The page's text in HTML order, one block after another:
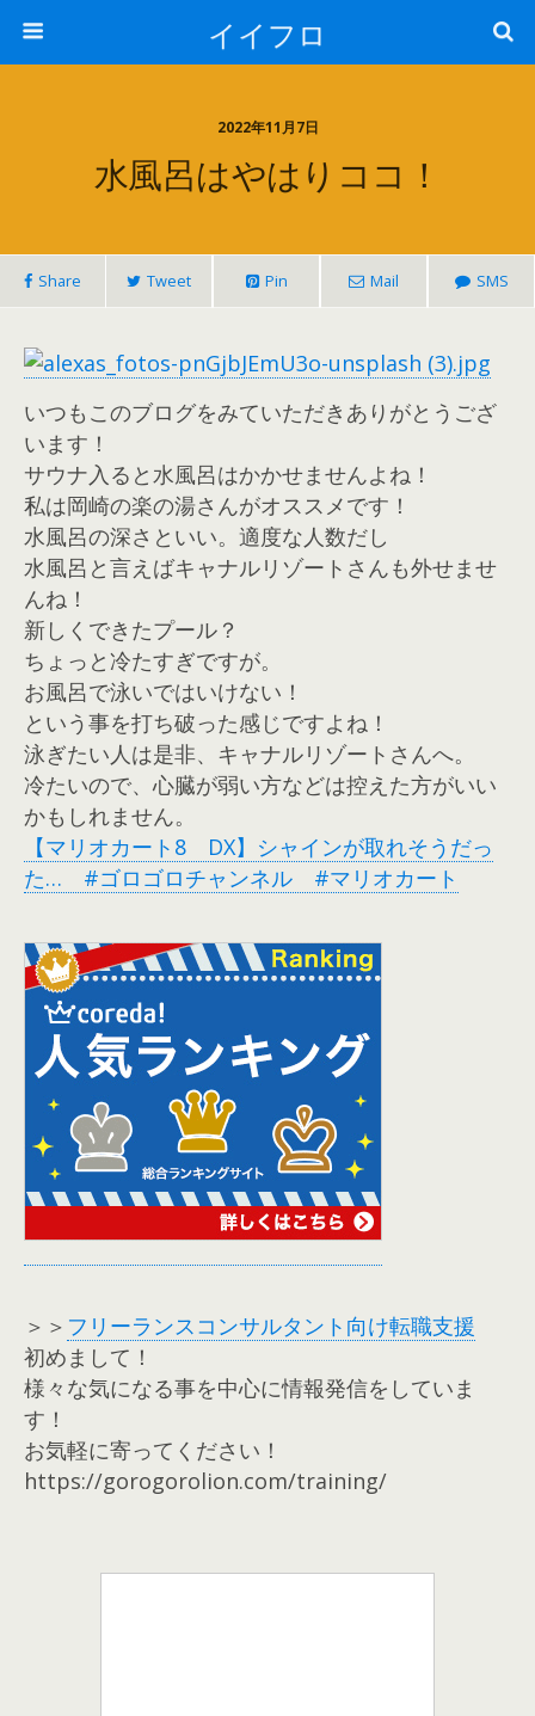
イイフロ
2022年11月7日
水風呂はやはりココ！
Share Tweet Pin Mail SMS
いつもこのブログをみていただきありがとうござ
います！
サウナ入ると水風呂はかかせませんよね！
私は岡崎の楽の湯さんがオススメです！
水風呂の深さといい。適度な人数だし
水風呂と言えばキャナルリゾートさんも外せませ
んね！
新しくできたプール？
ちょっと冷たすぎですが。
お風呂で泳いではいけない！
という事を打ち破った感じですよね！
泳ぎたい人は是非、キャナルリゾートさんへ。
冷たいので、心臓が弱い方などは控えた方がいい
かもしれません。
【マリオカート8 DX】シャインが取れそうだっ
た… #ゴロゴロチャンネル #マリオカート
＞＞ フリーランスコンサルタント向け転職支援
初めまして！
様々な気になる事を中心に情報発信をしていま
す！
お気軽に寄ってください！
https://gorogorolion.com/training/